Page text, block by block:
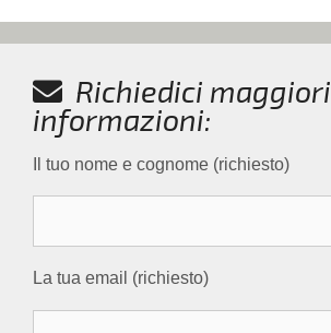
Richiedici maggiori
informazioni:
Il tuo nome e cognome (richiesto)
La tua email (richiesto)